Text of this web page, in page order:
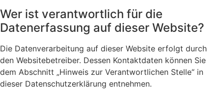
Wer ist verantwortlich für die
Datenerfassung auf dieser Website?
Die Datenverarbeitung auf dieser Website erfolgt durch
den Websitebetreiber. Dessen Kontaktdaten können Sie
dem Abschnitt „Hinweis zur Verantwortlichen Stelle“ in
dieser Datenschutzerklärung entnehmen.